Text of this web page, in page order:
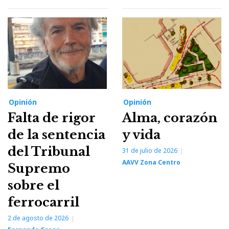
Opinión
Falta de rigor
de la sentencia
del Tribunal
Supremo
sobre el
ferrocarril
2 de agosto de 2026
Opinión
Alma, corazón
y vida
31 de julio de 2026
AAVV Zona Centro